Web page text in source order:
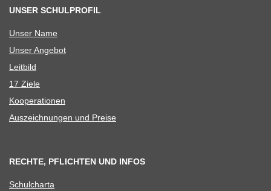
UNSER SCHULPROFIL
Unser Name
Unser Ange­bot
Leit­bild
17 Ziele
Koope­ra­tio­nen
Aus­zeich­nun­gen und Preise
RECHTE, PFLICHTEN UND INFOS
Schul­charta